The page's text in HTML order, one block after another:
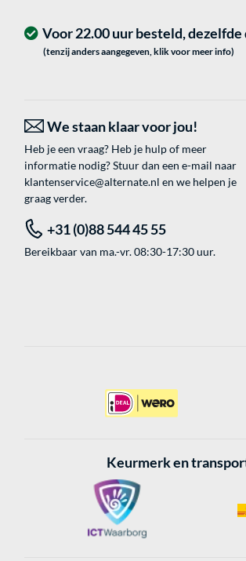
Voor 22.00 uur besteld, dezelfde
(tenzij anders aangegeven, klik voor meer info)
We staan klaar voor jou!
Heb je een vraag? Heb je hulp of meer
informatie nodig? Stuur dan een e-mail naar
klantenservice@alternate.nl en we helpen je
graag verder.
+31 (0)88 544 45 55
Bereikbaar van ma.-vr. 08:30-17:30 uur.
Keurmerk en